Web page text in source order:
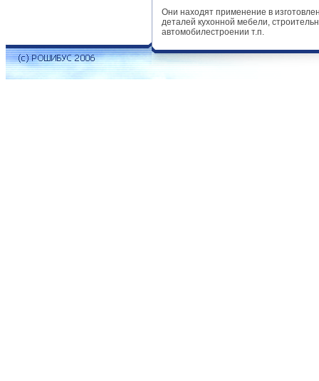
Они находят применение в
деталей кухонной мебели,
автомобилестроении т.п.